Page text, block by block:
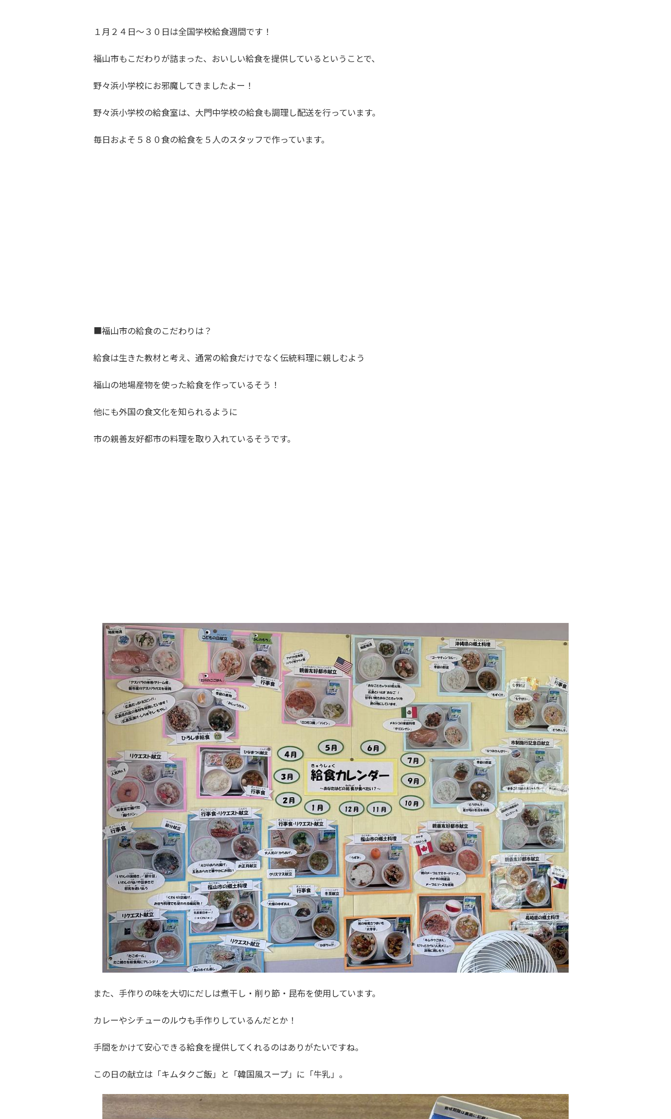
１月２４日～３０日は全国学校給食週間です！
福山市もこだわりが詰まった、おいしい給食を提供しているということで、
野々浜小学校にお邪魔してきましたよー！
野々浜小学校の給食室は、大門中学校の給食も調理し配送を行っています。
毎日およそ５８０食の給食を５人のスタッフで作っています。
■福山市の給食のこだわりは？
給食は生きた教材と考え、通常の給食だけでなく伝統料理に親しむよう
福山の地場産物を使った給食を作っているそう！
他にも外国の食文化を知られるように
市の親善友好都市の料理を取り入れているそうです。
また、手作りの味を大切にだしは煮干し・削り節・昆布を使用しています。
カレーやシチューのルウも手作りしているんだとか！
手間をかけて安心できる給食を提供してくれるのはありがたいですね。
この日の献立は「キムタクご飯」と「韓国風スープ」に「牛乳」。